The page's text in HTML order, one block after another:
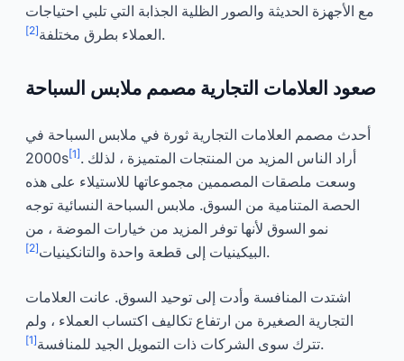
مع الأجهزة الحديثة والصور الظلية الجذابة التي تلبي احتياجات
العملاء بطرق مختلفة[2] .
صعود العلامات التجارية مصمم ملابس السباحة
أحدث مصمم العلامات التجارية ثورة في ملابس السباحة في
2000s[1]. أراد الناس المزيد من المنتجات المتميزة ، لذلك
وسعت ملصقات المصممين مجموعاتها للاستيلاء على هذه
الحصة المتنامية من السوق. ملابس السباحة النسائية توجه
نمو السوق لأنها توفر المزيد من خيارات الموضة ، من
البيكينيات إلى قطعة واحدة والتانكينيات[2] .
اشتدت المنافسة وأدت إلى توحيد السوق. عانت العلامات
التجارية الصغيرة من ارتفاع تكاليف اكتساب العملاء ، ولم
تترك سوى الشركات ذات التمويل الجيد للمنافسة[1] .